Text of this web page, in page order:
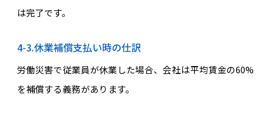
は完了です。
4-3.休業補償支払い時の仕訳
労働災害で従業員が休業した場合、会社は平均賃金の60%
を補償する義務があります。